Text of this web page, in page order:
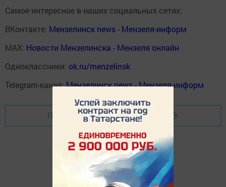
Самое интересное в наших социальных сетях:
ВКонтакте: Мензелинск news - Мензеля-информ
MAX: Новости Мензелинска - Мензеля онлайн
Одноклассники: ok.ru/menzelinsk
Telegram-канал:Мензелинск news - Мензеля-информ
Перейти на страницу новости